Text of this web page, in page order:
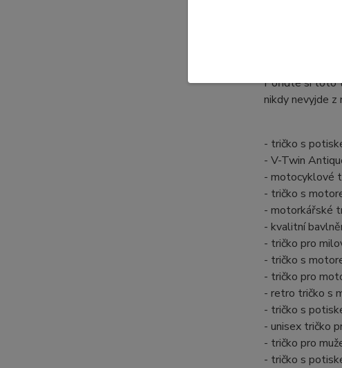
Toto
legendárními
Antique
Pořiďte si toto
nikdy nevyjde z
- tričko s
- V-Twin
- motocyklové
- tričko s
- motorkářské
- kvalitní
- tričko pro
- tričko s
- tričko pro
- retro tričko s
- tričko s
- unisex tričko
- tričko pro
- tričko s